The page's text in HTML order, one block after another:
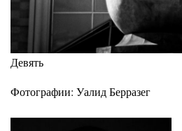
Девять
Фотографии: Уалид Берразег